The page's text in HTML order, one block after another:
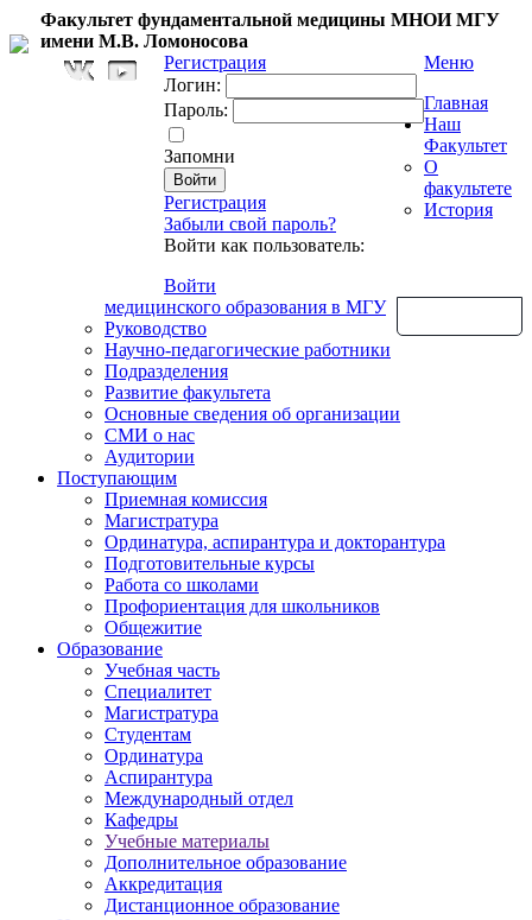
Факультет фундаментальной медицины МНОИ МГУ
имени М.В. Ломоносова
Регистрация
Логин:
Пароль:
Запомни
Регистрация
Забыли свой пароль?
Войти как пользователь:
Войти
Меню
Главная
Наш
Факультет
О
факультете
История
медицинского образования в МГУ
Руководство
Научно-педагогические работники
Подразделения
Развитие факультета
Основные сведения об организации
СМИ о нас
Аудитории
Поступающим
Приемная комиссия
Магистратура
Ординатура, аспирантура и докторантура
Подготовительные курсы
Работа со школами
Профориентация для школьников
Общежитие
Образование
Учебная часть
Специалитет
Магистратура
Студентам
Ординатура
Аспирантура
Международный отдел
Кафедры
Учебные материалы
Дополнительное образование
Аккредитация
Дистанционное образование